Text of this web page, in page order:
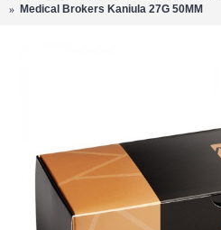
Medical Brokers Kaniula 27G 50MM